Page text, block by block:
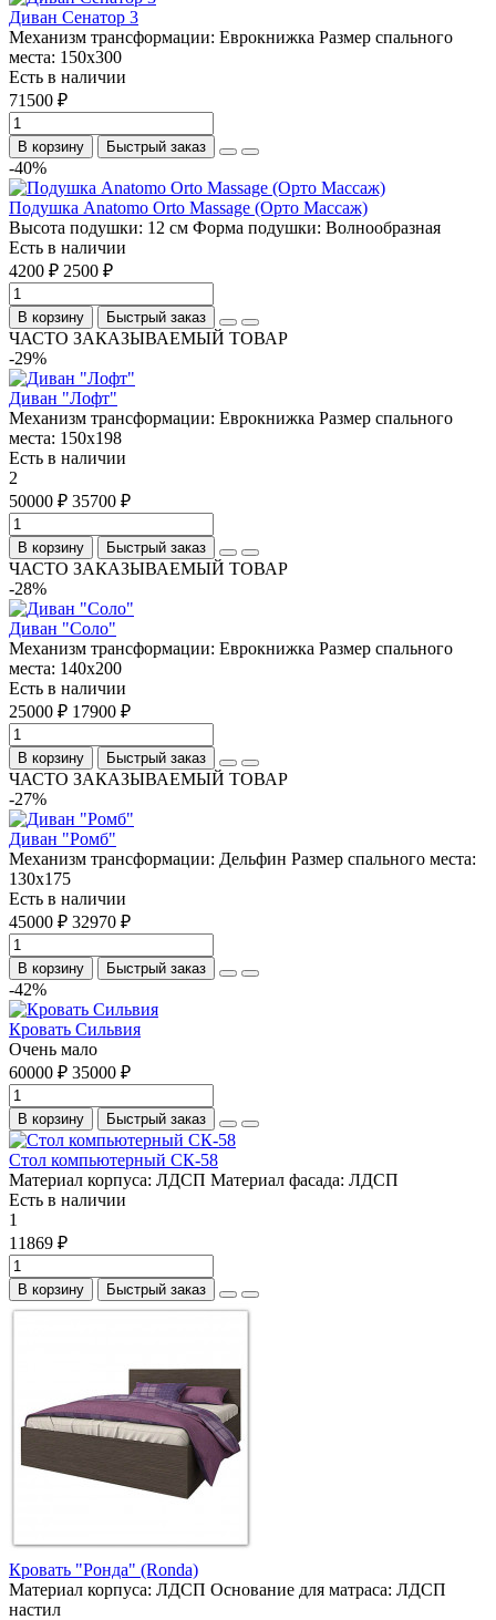
Диван Сенатор 3
Механизм трансформации: Еврокнижка Размер спального
места: 150х300
Есть в наличии
71500 ₽
В корзину Быстрый заказ
-40%
Подушка Anatomo Orto Massage (Орто Массаж)
Высота подушки: 12 см Форма подушки: Волнообразная
Есть в наличии
4200 ₽ 2500 ₽
В корзину Быстрый заказ
ЧАСТО ЗАКАЗЫВАЕМЫЙ ТОВАР
-29%
Диван "Лофт"
Механизм трансформации: Еврокнижка Размер спального
места: 150х198
Есть в наличии
2
50000 ₽ 35700 ₽
В корзину Быстрый заказ
ЧАСТО ЗАКАЗЫВАЕМЫЙ ТОВАР
-28%
Диван "Соло"
Механизм трансформации: Еврокнижка Размер спального
места: 140х200
Есть в наличии
25000 ₽ 17900 ₽
В корзину Быстрый заказ
ЧАСТО ЗАКАЗЫВАЕМЫЙ ТОВАР
-27%
Диван "Ромб"
Механизм трансформации: Дельфин Размер спального места:
130х175
Есть в наличии
45000 ₽ 32970 ₽
В корзину Быстрый заказ
-42%
Кровать Сильвия
Очень мало
60000 ₽ 35000 ₽
В корзину Быстрый заказ
Стол компьютерный СК-58
Материал корпуса: ЛДСП Материал фасада: ЛДСП
Есть в наличии
1
11869 ₽
В корзину Быстрый заказ
Кровать "Ронда" (Ronda)
Материал корпуса: ЛДСП Основание для матраса: ЛДСП
настил